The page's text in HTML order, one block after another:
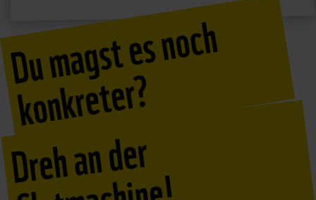
D
u
m
a
g
s
t
e
s
n
o
c
h
k
o
n
k
r
e
t
e
r
?
Dr
e
h
a
n
d
er
Sl
ot
m
a
c
hi
n
e